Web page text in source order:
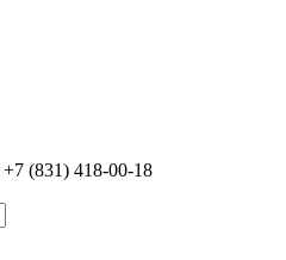
+7 (831) 418-00-18